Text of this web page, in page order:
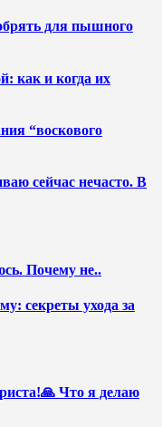
для пышного
как и когда их
“воскового
сейчас нечасто. В
Почему не..
секреты ухода за
Что я делаю